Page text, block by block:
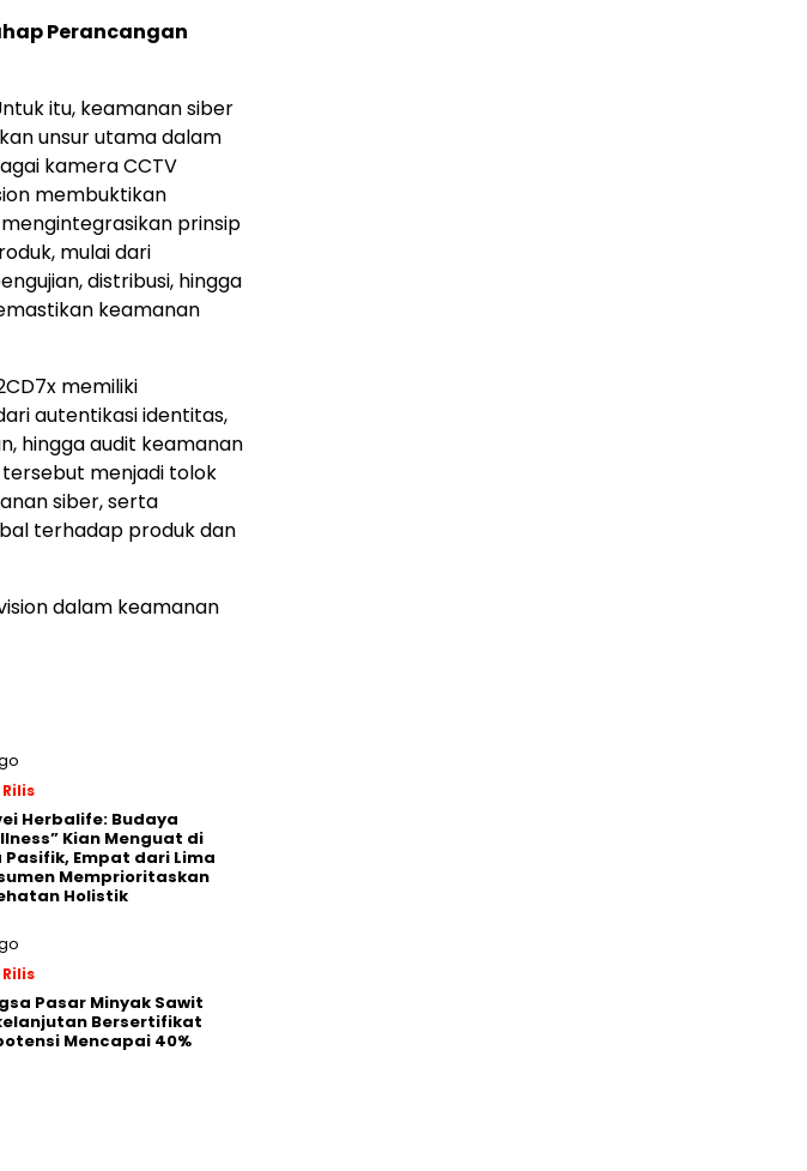
Perancangan
itu, keamanan siber
unsur utama dalam
kamera CCTV
membuktikan
mengintegrasikan prinsip
mulai dari
distribusi, hingga
keamanan
memiliki
autentikasi identitas,
hingga audit keamanan
menjadi tolok
siber, serta
terhadap produk dan
dalam keamanan
Rilis
Herbalife: Budaya
Kian Menguat di
Pasifik, Empat dari Lima
Memprioritaskan
Holistik
Rilis
Pasar Minyak Sawit
Bersertifikat
Mencapai 40%